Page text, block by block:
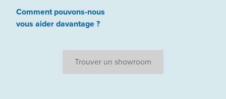
Comment pouvons-nous
vous aiderdavantage ?
Trouver un showroom